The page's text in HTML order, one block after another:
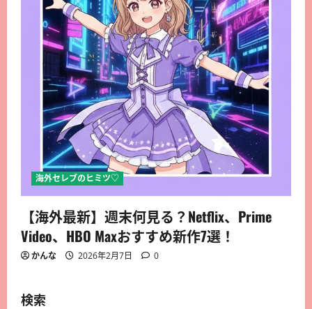
海外セレブのヒミツ♡
【海外最新】週末何見る？Netflix、Prime
Video、HBO Maxおすすめ新作7選！
かんな 2026年2月7日 0
検索